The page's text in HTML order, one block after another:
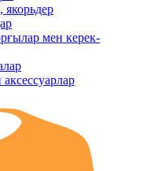
якорьдер
мен керек-